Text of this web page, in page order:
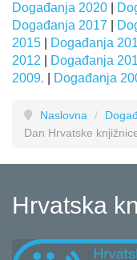
Događanja 2020
Događanja 2017
2015
Događanja
2012
Događanja
2009.
Događanja
Naslovna /
Dan Hrvatske
Hrvatska